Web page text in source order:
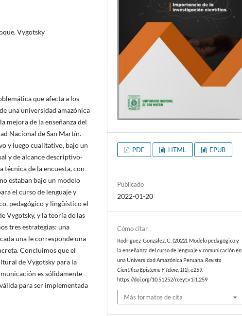
Vygotsky
que afecta a los
una universidad amazónica
mejora de la enseñanza del
Nacional de San Martín.
y luego cualitativo, bajo un
y de alcance descriptivo-
técnica de la encuesta, con
estaban bajo un modelo
el curso de lenguaje y
pedagógico y lingüístico el
Vygotsky, y la teoría de las
tres estrategias: una
una le corresponde una
Concluimos que el
de Vygotsky para la
es sólidamente
para ser implementada
PDF HTML EPUB
Publicado
2022-01-20
Cómo citar
Rodríguez-González, C. (2022). Modelo pedagógico y
la enseñanza del curso de lenguaje y comunicación en
una Universidad Amazónica Peruana.Revista
Científica Episteme Y Tekne 1(1), e259.
https://doi.org/10.51252/rceyt.v1i1.259
Más formatos de cita